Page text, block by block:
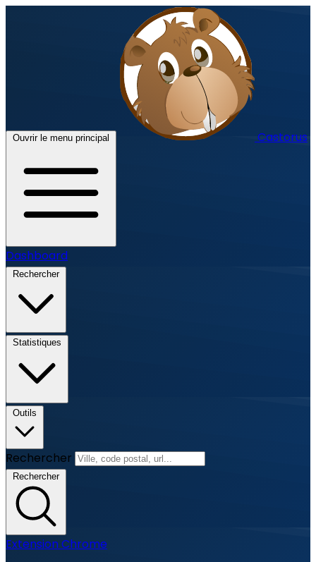
Ouvrir le menu principal Castorus
Dashboard
Rechercher
Statistiques
Outils
Rechercher
Rechercher
Extension Chrome